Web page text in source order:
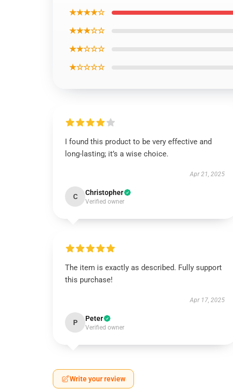
★★★★☆
★★★☆☆
★★☆☆☆
★☆☆☆☆
I found this product to be very effective and
long-lasting; it’s a wise choice.
Apr 21, 2025
C Christopher
Verified owner
The item is exactly as described. Fully support
this purchase!
Apr 17, 2025
P Peter
Verified owner
Write your review